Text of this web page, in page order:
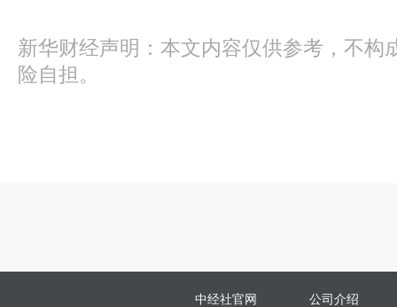
新华财经声明：本文内容仅供参考，不构
险自担。
中经社官网 公司介绍